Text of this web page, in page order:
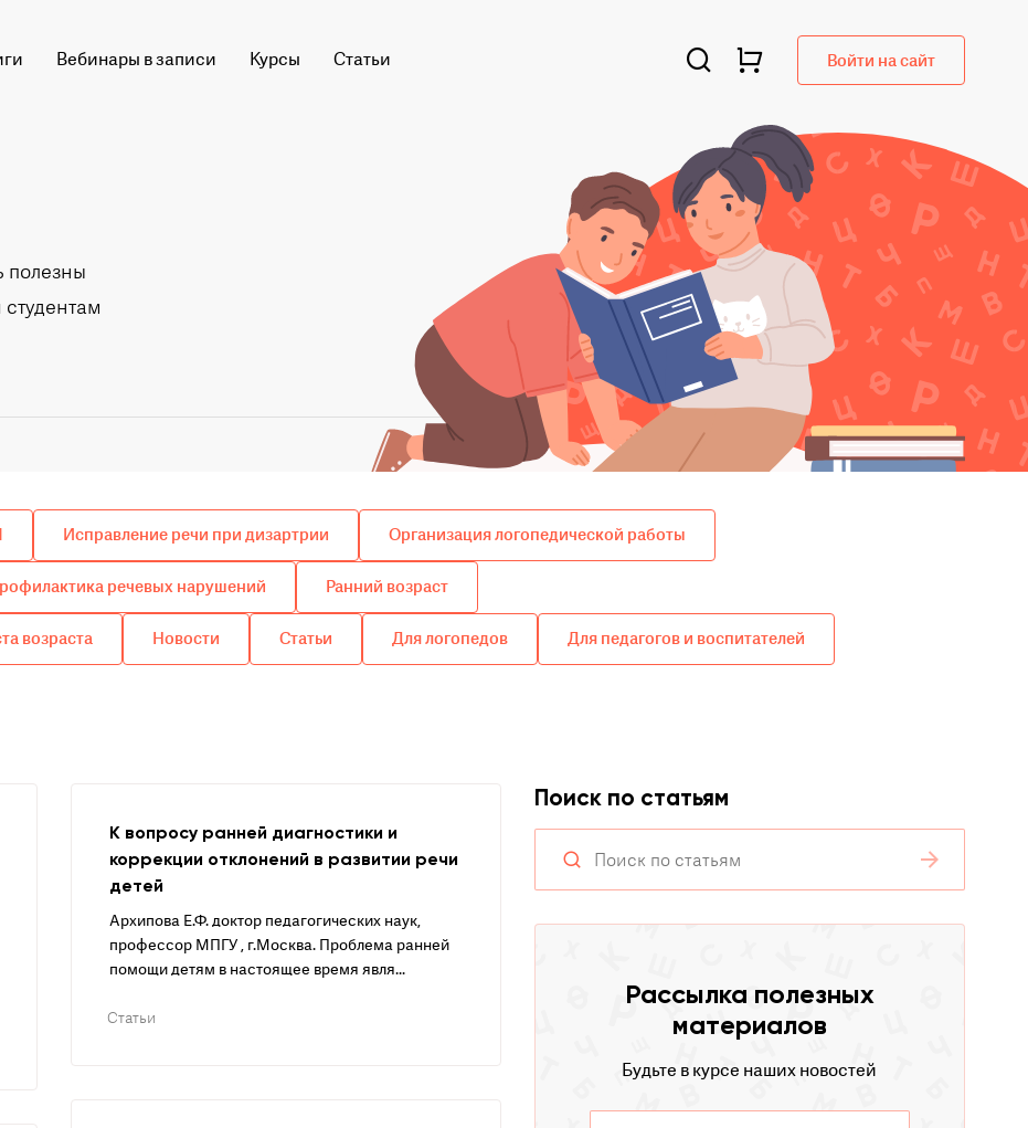
Вебинары в записи Курсы Статьи Войти на сайт
полезны
Исправление речи при дизартрии Организация логопедической работы
речевых нарушений Ранний возраст
возраста Новости Статьи Для логопедов Для педагогов и воспитателей
К вопросу ранней диагностики и
коррекции отклонений в развитии речи
детей
Архипова Е.Ф. доктор педагогических наук,
профессор МПГУ , г.Москва. Проблема ранней
помощи детям в настоящее время явля...
Статьи
Поиск по статьям
Рассылка полезных
материалов
Будьте в курсе наших новостей